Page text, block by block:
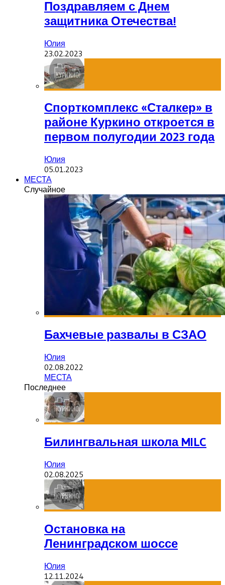
Поздравляем с Днем
защитника Отечества!
Юлия
23.02.2023
Спорткомплекс «Сталкер» в
районе Куркино откроется в
первом полугодии 2023 года
Юлия
05.01.2023
МЕСТА
Случайное
Бахчевые развалы в СЗАО
Юлия
02.08.2022
МЕСТА
Последнее
Билингвальная школа MILC
Юлия
02.08.2025
Остановка на
Ленинградском шоссе
Юлия
12.11.2024